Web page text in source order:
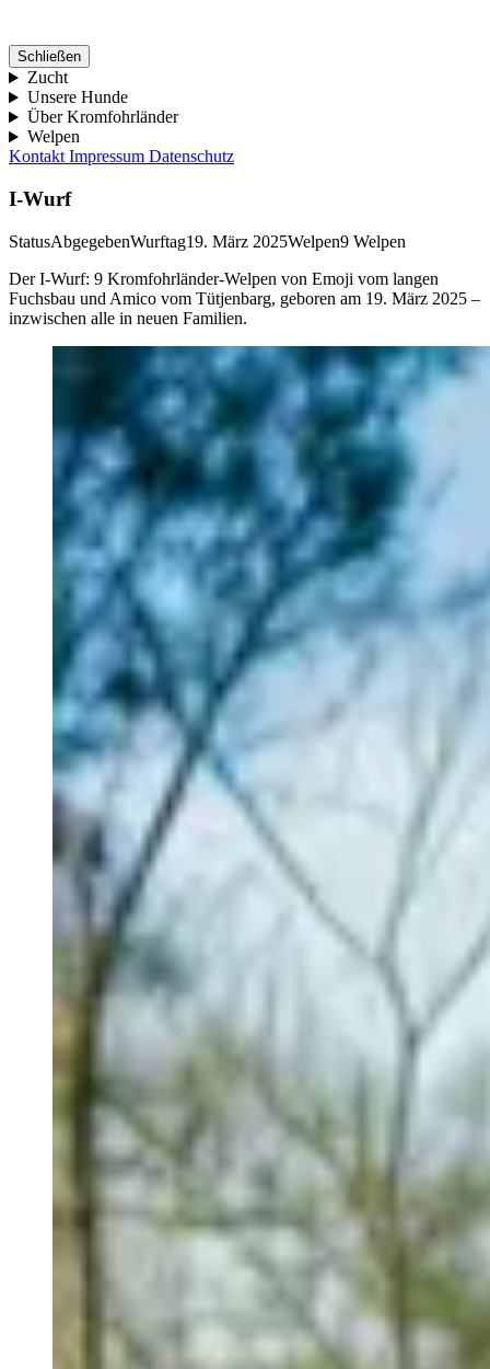
Schließen
Zucht
Unsere Hunde
Über Kromfohrländer
Welpen
Kontakt Impressum Datenschutz
I-Wurf
StatusAbgegebenWurftag19. März 2025Welpen9 Welpen
Der I-Wurf: 9 Kromfohrländer-Welpen von Emoji vom langen
Fuchsbau und Amico vom Tütjenbarg, geboren am 19. März 2025 –
inzwischen alle in neuen Familien.